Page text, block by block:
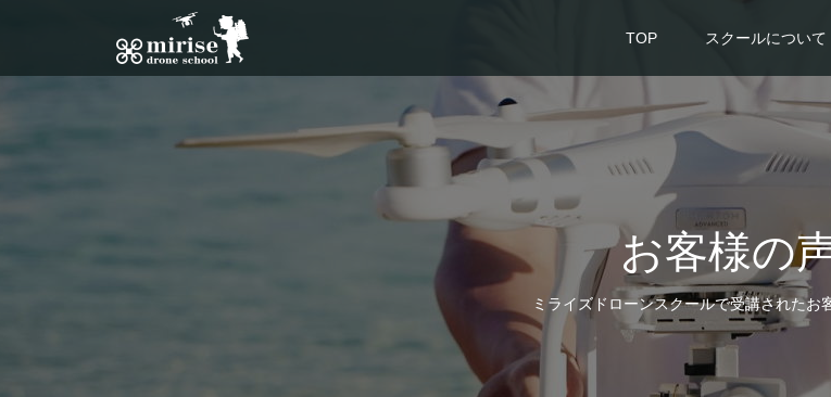
TOP スクールについて
お客様の
ミライズドローンスクールで受講されたお